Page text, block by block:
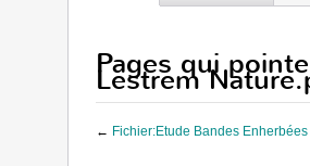
Pages qui
Lestrem
← Fichier:Etude Bandes